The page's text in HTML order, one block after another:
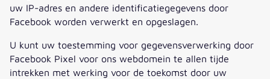
uw IP-adres en andere identificatiegegevens door
Facebook worden verwerkt en opgeslagen.
U kunt uw toestemming voor gegevensverwerking door
Facebook Pixel voor ons webdomein te allen tijde
intrekken met werking voor de toekomst door uw